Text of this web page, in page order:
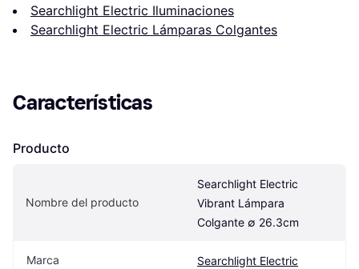
Searchlight Electric Iluminaciones
Searchlight Electric Lámparas Colgantes
Características
Producto
Nombre del producto
Searchlight Electric
Vibrant Lámpara
Colgante ∅ 26.3cm
Marca Searchlight Electric